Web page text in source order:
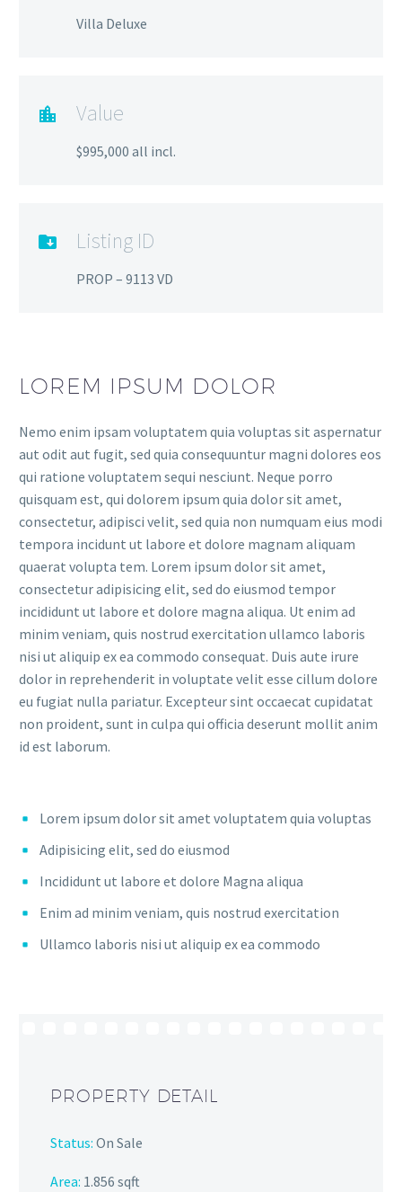
Villa Deluxe
Value
$995,000 all incl.
Listing ID
PROP – 9113 VD
LOREM IPSUM DOLOR
Nemo enim ipsam voluptatem quia voluptas sit aspernatur
aut odit aut fugit, sed quia consequuntur magni dolores eos
qui ratione voluptatem sequi nesciunt. Neque porro
quisquam est, qui dolorem ipsum quia dolor sit amet,
consectetur, adipisci velit, sed quia non numquam eius modi
tempora incidunt ut labore et dolore magnam aliquam
quaerat volupta tem. Lorem ipsum dolor sit amet,
consectetur adipisicing elit, sed do eiusmod tempor
incididunt ut labore et dolore magna aliqua. Ut enim ad
minim veniam, quis nostrud exercitation ullamco laboris
nisi ut aliquip ex ea commodo consequat. Duis aute irure
dolor in reprehenderit in voluptate velit esse cillum dolore
eu fugiat nulla pariatur. Excepteur sint occaecat cupidatat
non proident, sunt in culpa qui officia deserunt mollit anim
id est laborum.
Lorem ipsum dolor sit amet voluptatem quia voluptas
Adipisicing elit, sed do eiusmod
Incididunt ut labore et dolore Magna aliqua
Enim ad minim veniam, quis nostrud exercitation
Ullamco laboris nisi ut aliquip ex ea commodo
PROPERTY DETAIL
Status: On Sale
Area: 1.856 sqft